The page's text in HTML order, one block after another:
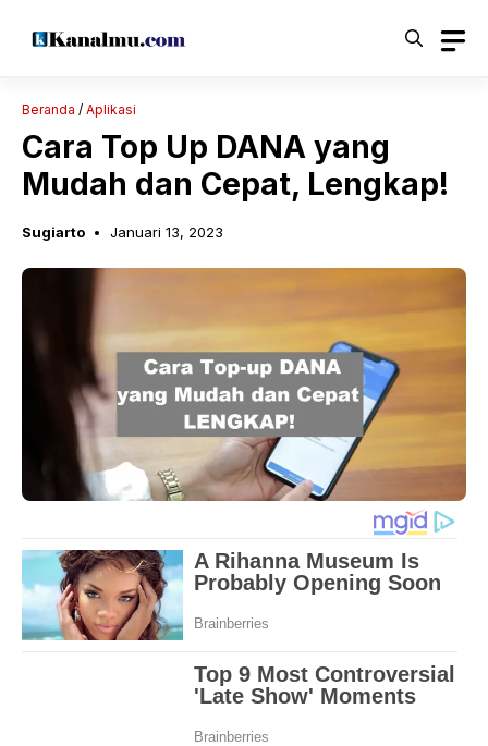
Beranda / Aplikasi
Cara Top Up DANA yang
Mudah dan Cepat, Lengkap!
Sugiarto Januari 13, 2023